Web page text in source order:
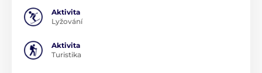
Aktivita
Lyžování
Aktivita
Turistika